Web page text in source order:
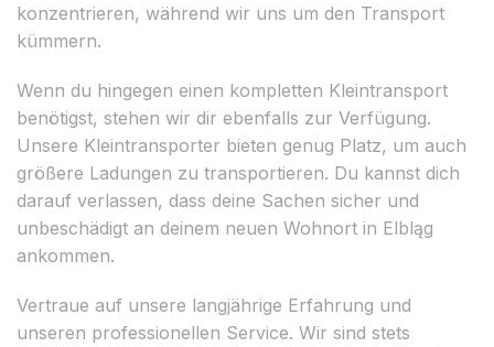
konzentrieren, während wir uns um den Transport
kümmern.
Wenn du hingegen einen kompletten Kleintransport
benötigst, stehen wir dir ebenfalls zur Verfügung.
Unsere Kleintransporter bieten genug Platz, um auch
größere Ladungen zu transportieren. Du kannst dich
darauf verlassen, dass deine Sachen sicher und
unbeschädigt an deinem neuen Wohnort in Elbląg
ankommen.
Vertraue auf unsere langjährige Erfahrung und
unseren professionellen Service. Wir sind stets